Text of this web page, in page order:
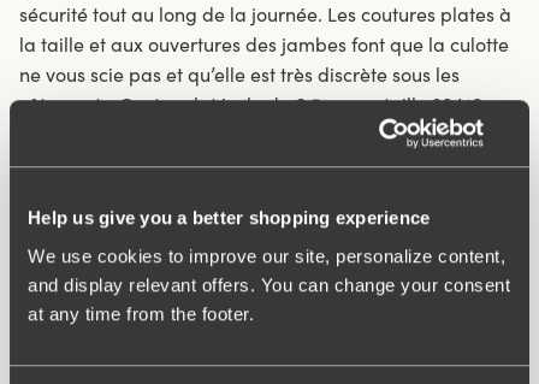
Help us give you a better shopping experience
We use cookies to improve our site, personalize content,
and display relevant offers. You can change your consent
at any time from the footer.
sécurité tout au long de la journée. Les coutures plates à
la taille et aux ouvertures des jambes font que la culotte
ne vous scie pas et qu’elle est très discrète sous les
vêtements. Couture latérale de 6,5 cm en taille 38/40.
Taille haute et coupe des jambes haute.
Tissu souple et stable.
Ne glisse pas vers le bas.
Coutures rabattues discrètes à la taille et à l’ouverture